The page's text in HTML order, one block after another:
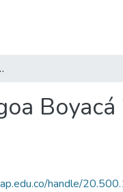
Boyacá 2008 - 2011
handle/